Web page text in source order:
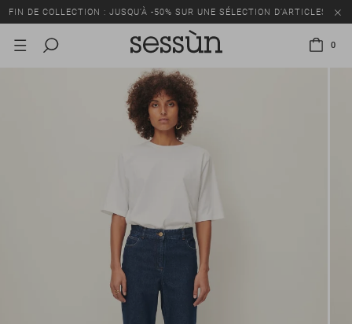
FIN DE COLLECTION : JUSQU’À -50% SUR UNE SÉLECTION D’ARTICLES
0